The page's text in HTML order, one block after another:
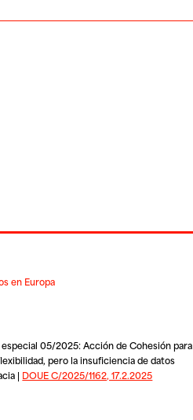
en Europa
05/2025: Acción de Cohesión para
pero la insuficiencia de datos
| DOUE C/2025/1162, 17.2.2025